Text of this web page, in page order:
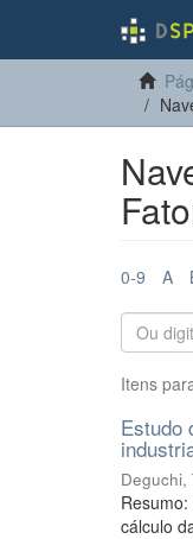
0-9 A
Itens
Estudo
Deguchi,
cálculo